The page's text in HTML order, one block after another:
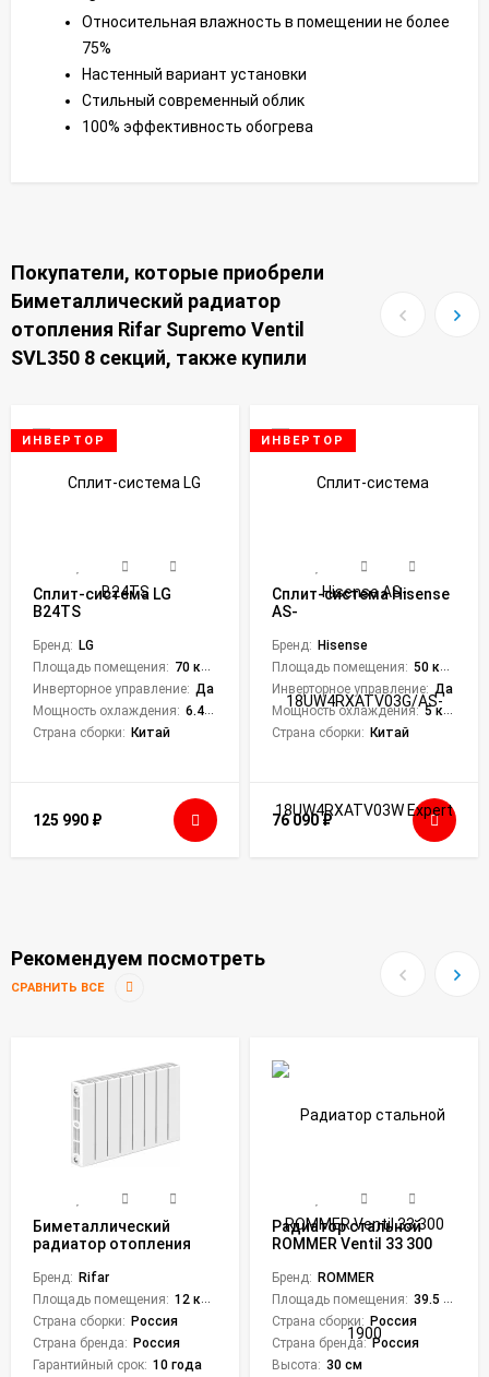
Относительная влажность в помещении не более
75%
Настенный вариант установки
Стильный современный облик
100% эффективность обогрева
Покупатели, которые приобрели
Биметаллический радиатор
отопления Rifar Supremo Ventil
SVL350 8 секций, также купили
ИНВЕРТОР
Сплит-система LG
B24TS
Бренд: LG
Площадь помещения: 70 кв. м.
Инверторное управление: Да
Мощность охлаждения: 6.45 кВт
Страна сборки: Китай
125 990 ₽
ИНВЕРТОР
Сплит-система Hisense
AS-
18UW4RXATV03W Expert
Pro DC Inverter Wi-Fi
Бренд: Hisense
Площадь помещения: 50 кв. м.
Инверторное управление: Да
Мощность охлаждения: 5 кВт
Страна сборки: Китай
76 090₽
Рекомендуем посмотреть
СРАВНИТЬ ВСЕ
Биметаллический
радиатор отопления
350 SVR 8
Бренд: Rifar
Площадь помещения: 12 кв. м.
Страна сборки: Россия
Страна бренда: Россия
Гарантийный срок: 10 года
Радиатор стальной
ROMMER Ventil 33 300
Бренд: ROMMER
Площадь помещения: 39.5 кв. м.
Страна сборки: Россия
Страна бренда: Россия
Высота: 30 см